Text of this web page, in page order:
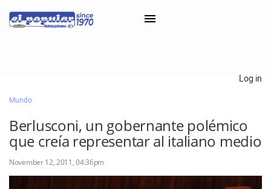
Classifieds
Categorías
Iniciar sesión con Clascal
Log in
Mundo
Berlusconi, un gobernante polémico
que creía representar al italiano medio
November 12, 2011, 04:36pm